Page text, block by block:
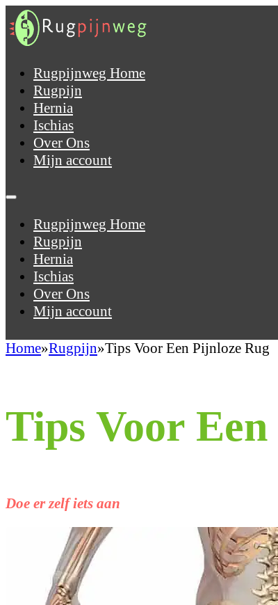
Rugpijnweg Home
Rugpijn
Hernia
Ischias
Over Ons
Mijn account
Rugpijnweg Home
Rugpijn
Hernia
Ischias
Over Ons
Mijn account
Home Rugpijn Tips Voor Een Pijnloze Rug
Tips Voor
Doe er zelf iets aan